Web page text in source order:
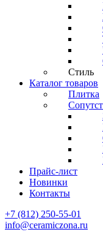
Стиль
Каталог товаров
Плитка
Прайс-лист
Новинки
Контакты
+7 (812) 250-55-01
info@ceramiczona.ru